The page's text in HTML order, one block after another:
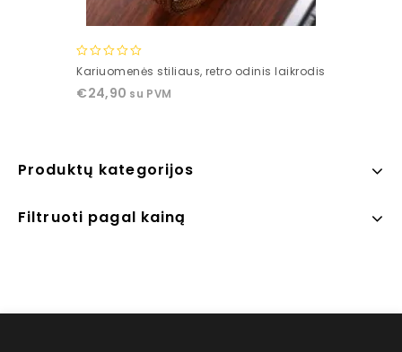
0
of
Kariuomenės stiliaus, retro odinis laikrodis
€24,90 su PVM
Produktų kategorijos
Filtruoti pagal kainą